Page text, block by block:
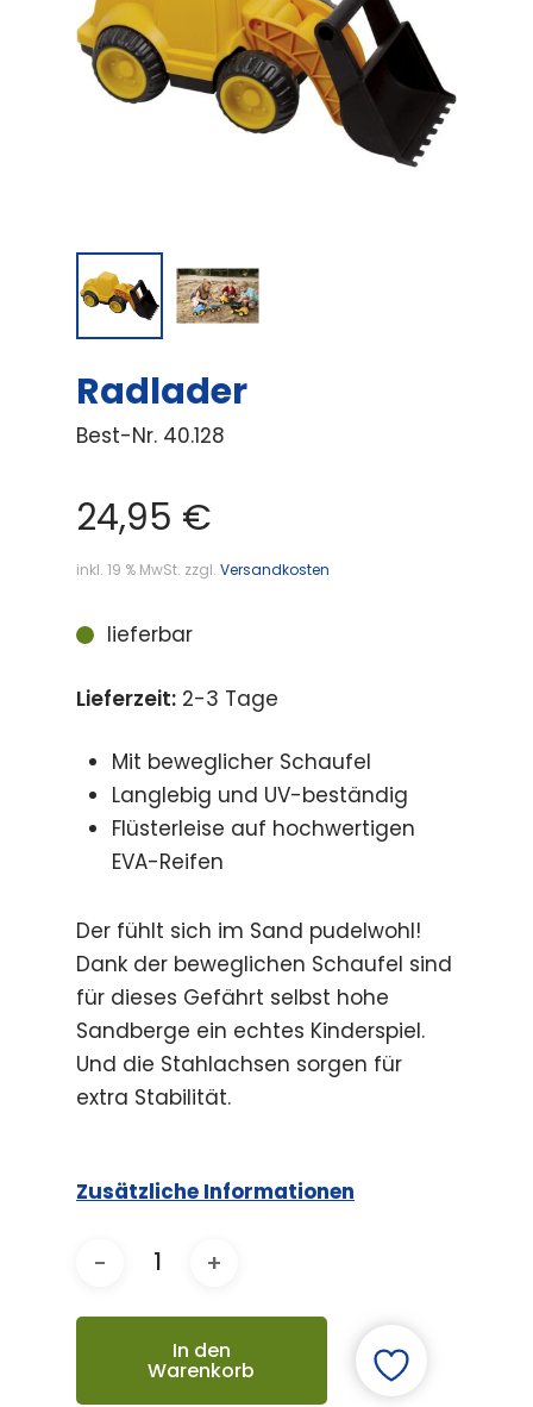
Radlader
Best-Nr. 40.128
24,95 €
inkl. 19 % MwSt. zzgl. Versandkosten
lieferbar
Lieferzeit: 2-3 Tage
Mit beweglicher Schaufel
Langlebig und UV-beständig
Flüsterleise auf hochwertigen
EVA-Reifen
Der fühlt sich im Sand pudelwohl!
Dank der beweglichen Schaufel sind
für dieses Gefährt selbst hohe
Sandberge ein echtes Kinderspiel.
Und die Stahlachsen sorgen für
extra Stabilität.
Zusätzliche Informationen
In den
Warenkorb